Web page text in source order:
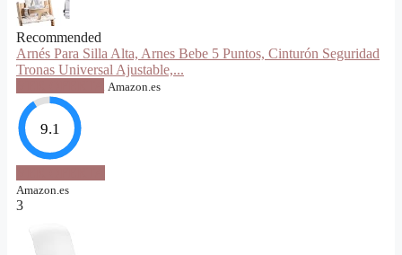
Recommended
Arnés Para Silla Alta, Arnes Bebe 5 Puntos, Cinturón Seguridad
Tronas Universal Ajustable,...
Amazon.es
9.1
Amazon.es
3